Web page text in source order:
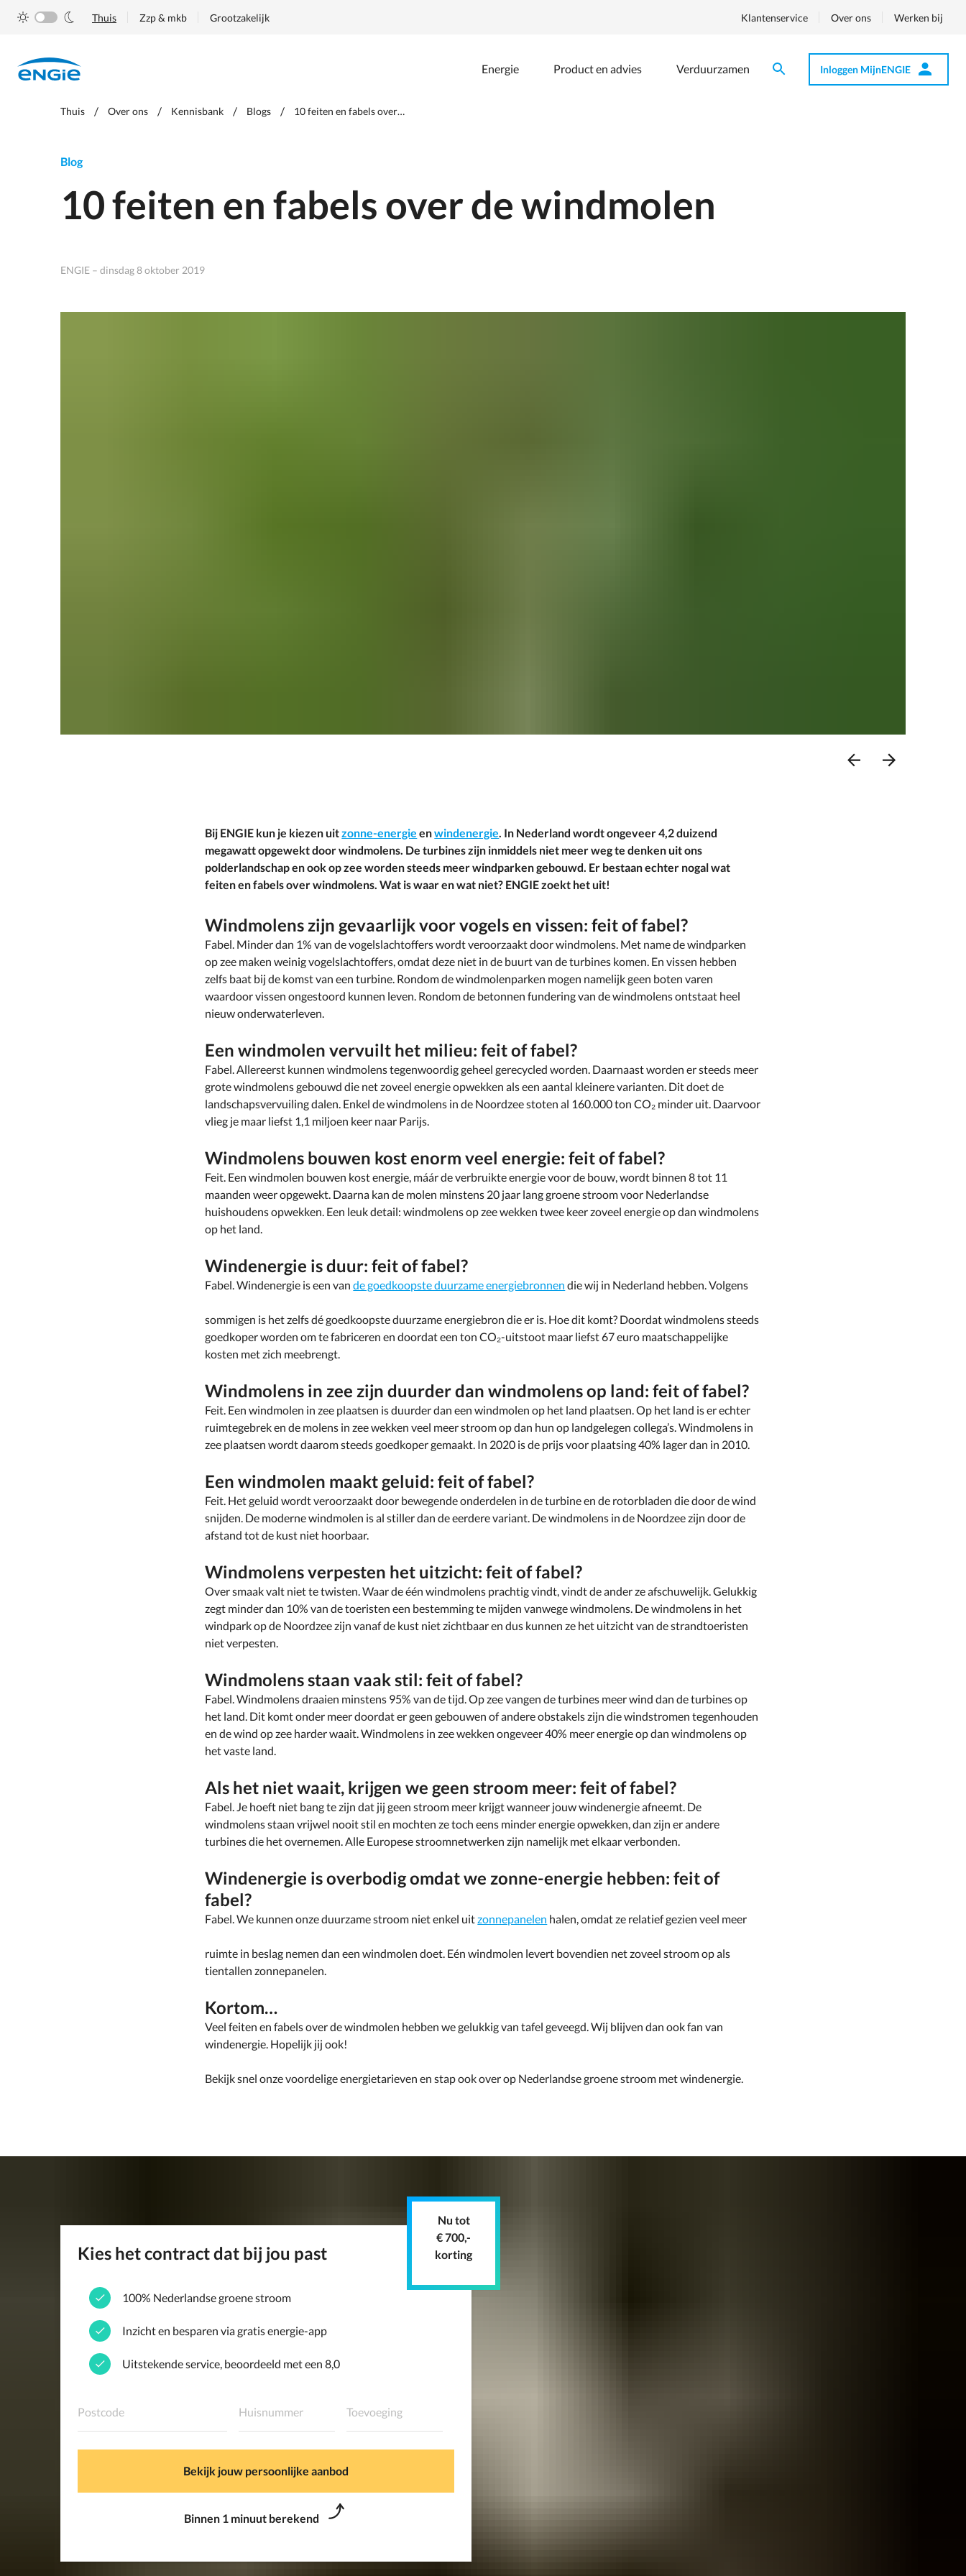
website
Zoeken
Energie Product en advies Verduurzamen
Thuis Zzp & mkb Grootzakelijk Klantenservice Over ons Werken bij
Zoeken Inloggen MijnENGIE
Je
Thuis Over ons Kennisbank Blogs 10 feiten en fabels over…
Blog
10 feiten en fabels over de windmolen
ENGIE – dinsdag 8 oktober 2019
Bij ENGIE kun je kiezen uitzonne-energie enwindenergie. In Nederland wordt ongeveer 4,2 duizend
megawatt opgewekt door windmolens. De turbines zijn inmiddels niet meer weg te denken uit ons
polderlandschap en ook op zee worden steeds meer windparken gebouwd. Er bestaan echter nogal wat
feiten en fabels over windmolens. Wat is waar en wat niet? ENGIE zoekt het uit!
Windmolens zijn gevaarlijk voor vogels en vissen: feit of fabel?
Fabel. Minder dan 1% van de vogelslachtoffers wordt veroorzaakt door windmolens. Met name de windparken
op zee maken weinig vogelslachtoffers, omdat deze niet in de buurt van de turbines komen. En vissen hebben
zelfs baat bij de komst van een turbine. Rondom de windmolenparken mogen namelijk geen boten varen
waardoor vissen ongestoord kunnen leven. Rondom de betonnen fundering van de windmolens ontstaat heel
nieuw onderwaterleven.
Een windmolen vervuilt het milieu: feit of fabel?
Fabel. Allereerst kunnen windmolens tegenwoordig geheel gerecycled worden. Daarnaast worden er steeds meer
grote windmolens gebouwd die net zoveel energie opwekken als een aantal kleinere varianten. Dit doet de
landschapsvervuiling dalen. Enkel de windmolens in de Noordzee stoten al 160.000 ton CO₂ minder uit. Daarvoor
vlieg je maar liefst 1,1 miljoen keer naar Parijs.
Windmolens bouwen kost enorm veel energie: feit of fabel?
Feit. Een windmolen bouwen kost energie, máár de verbruikte energie voor de bouw, wordt binnen 8 tot 11
maanden weer opgewekt. Daarna kan de molen minstens 20 jaar lang groene stroom voor Nederlandse
huishoudens opwekken. Een leuk detail: windmolens op zee wekken twee keer zoveel energie op dan windmolens
op het land.
Windenergie is duur: feit of fabel?
Fabel. Windenergie is een vande goedkoopste duurzame energiebronnen die wij in Nederland hebben. Volgens
sommigen is het zelfs dé goedkoopste duurzame energiebron die er is. Hoe dit komt? Doordat windmolens steeds
goedkoper worden om te fabriceren en doordat een ton CO₂-uitstoot maar liefst 67 euro maatschappelijke
kosten met zich meebrengt.
Windmolens in zee zijn duurder dan windmolens op land: feit of fabel?
Feit. Een windmolen in zee plaatsen is duurder dan een windmolen op het land plaatsen. Op het land is er echter
ruimtegebrek en de molens in zee wekken veel meer stroom op dan hun op landgelegen collega’s. Windmolens in
zee plaatsen wordt daarom steeds goedkoper gemaakt. In 2020 is de prijs voor plaatsing 40% lager dan in 2010.
Een windmolen maakt geluid: feit of fabel?
Feit. Het geluid wordt veroorzaakt door bewegende onderdelen in de turbine en de rotorbladen die door de wind
snijden. De moderne windmolen is al stiller dan de eerdere variant. De windmolens in de Noordzee zijn door de
afstand tot de kust niet hoorbaar.
Windmolens verpesten het uitzicht: feit of fabel?
Over smaak valt niet te twisten. Waar de één windmolens prachtig vindt, vindt de ander ze afschuwelijk. Gelukkig
zegt minder dan 10% van de toeristen een bestemming te mijden vanwege windmolens. De windmolens in het
windpark op de Noordzee zijn vanaf de kust niet zichtbaar en dus kunnen ze het uitzicht van de strandtoeristen
niet verpesten.
Windmolens staan vaak stil: feit of fabel?
Fabel. Windmolens draaien minstens 95% van de tijd. Op zee vangen de turbines meer wind dan de turbines op
het land. Dit komt onder meer doordat er geen gebouwen of andere obstakels zijn die windstromen tegenhouden
en de wind op zee harder waait. Windmolens in zee wekken ongeveer 40% meer energie op dan windmolens op
het vaste land.
Als het niet waait, krijgen we geen stroom meer: feit of fabel?
Fabel. Je hoeft niet bang te zijn dat jij geen stroom meer krijgt wanneer jouw windenergie afneemt. De
windmolens staan vrijwel nooit stil en mochten ze toch eens minder energie opwekken, dan zijn er andere
turbines die het overnemen. Alle Europese stroomnetwerken zijn namelijk met elkaar verbonden.
Windenergie is overbodig omdat we zonne-energie hebben: feit of
fabel?
Fabel. We kunnen onze duurzame stroom niet enkel uitzonnepanelen halen, omdat ze relatief gezien veel meer
ruimte in beslag nemen dan een windmolen doet. Eén windmolen levert bovendien net zoveel stroom op als
tientallen zonnepanelen.
Kortom…
Veel feiten en fabels over de windmolen hebben we gelukkig van tafel geveegd. Wij blijven dan ook fan van
windenergie. Hopelijk jij ook!
Bekijk snel onze voordelige energietarieven en stap ook over op Nederlandse groene stroom met windenergie.
Kies het contract dat bij jou past
100% Nederlandse groene stroom
Inzicht en besparen via gratis energie-app
Uitstekende service, beoordeeld met een 8,0
Nu tot
€ 700,-
korting
Bekijk jouw persoonlijke aanbod
Binnen 1 minuut berekend